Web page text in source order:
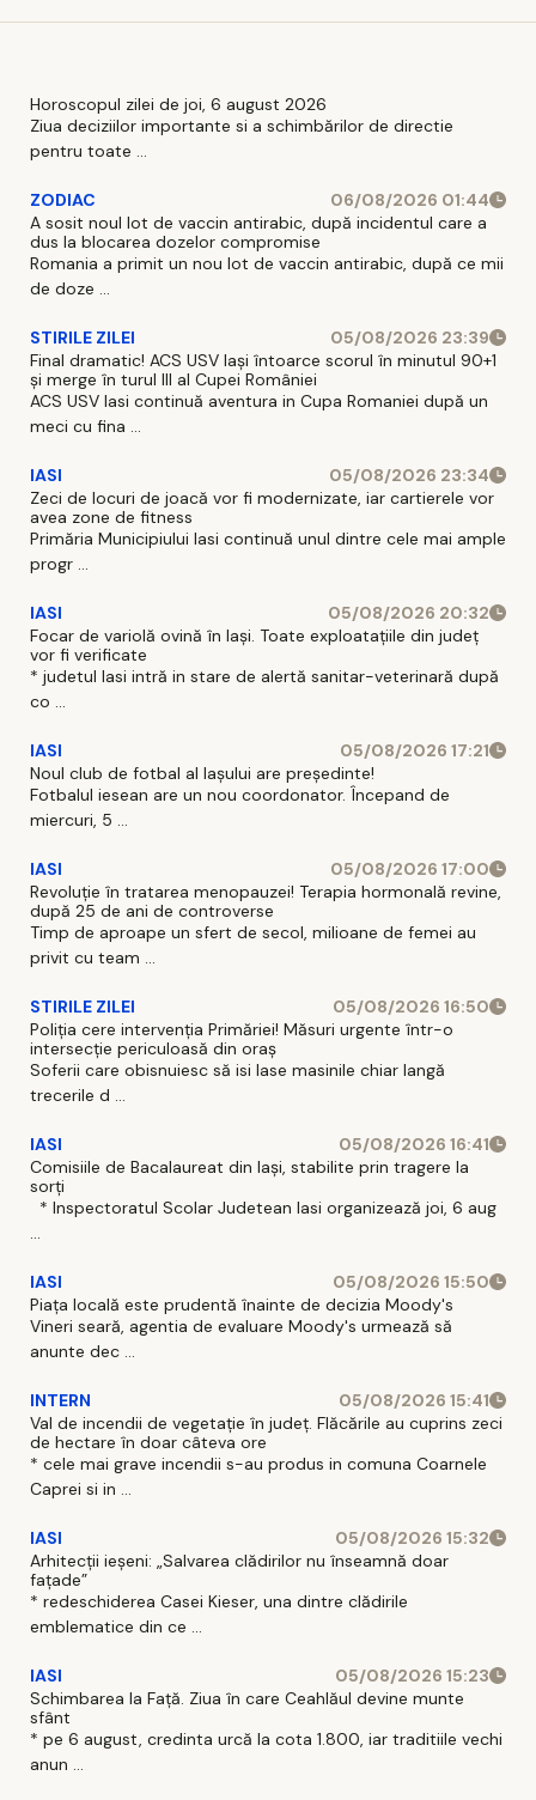
Horoscopul zilei de joi, 6 august 2026
Ziua deciziilor importante si a schimbărilor de directie
pentru toate ...
ZODIAC
06/08/2026 01:44
A sosit noul lot de vaccin antirabic, după incidentul care a
dus la blocarea dozelor compromise
Romania a primit un nou lot de vaccin antirabic, după ce mii
de doze ...
STIRILE ZILEI
05/08/2026 23:39
Final dramatic! ACS USV Iași întoarce scorul în minutul 90+1
și merge în turul III al Cupei României
ACS USV Iasi continuă aventura in Cupa Romaniei după un
meci cu fina ...
IASI
05/08/2026 23:34
Zeci de locuri de joacă vor fi modernizate, iar cartierele vor
avea zone de fitness
Primăria Municipiului Iasi continuă unul dintre cele mai ample
progr ...
IASI
05/08/2026 20:32
Focar de variolă ovină în Iași. Toate exploatațiile din județ
vor fi verificate
* judetul Iasi intră in stare de alertă sanitar-veterinară după
co ...
IASI
05/08/2026 17:21
Noul club de fotbal al Iașului are președinte!
Fotbalul iesean are un nou coordonator. Începand de
miercuri, 5 ...
IASI
05/08/2026 17:00
Revoluție în tratarea menopauzei! Terapia hormonală revine,
după 25 de ani de controverse
Timp de aproape un sfert de secol, milioane de femei au
privit cu team ...
STIRILE ZILEI
05/08/2026 16:50
Poliția cere intervenția Primăriei! Măsuri urgente într-o
intersecție periculoasă din oraș
Soferii care obisnuiesc să isi lase masinile chiar langă
trecerile d ...
IASI
05/08/2026 16:41
Comisiile de Bacalaureat din Iași, stabilite prin tragere la
sorți
* Inspectoratul Scolar Judetean Iasi organizează joi, 6 aug
...
IASI
05/08/2026 15:50
Piața locală este prudentă înainte de decizia Moody's
Vineri seară, agentia de evaluare Moody's urmează să
anunte dec ...
INTERN
05/08/2026 15:41
Val de incendii de vegetație în județ. Flăcările au cuprins zeci
de hectare în doar câteva ore
* cele mai grave incendii s-au produs in comuna Coarnele
Caprei si in ...
IASI
05/08/2026 15:32
Arhitecții ieșeni: „Salvarea clădirilor nu înseamnă doar
fațade”
* redeschiderea Casei Kieser, una dintre clădirile
emblematice din ce ...
IASI
05/08/2026 15:23
Schimbarea la Față. Ziua în care Ceahlăul devine munte
sfânt
* pe 6 august, credinta urcă la cota 1.800, iar traditiile vechi
anun ...